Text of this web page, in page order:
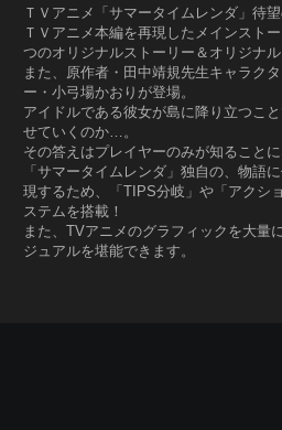
ＴＶアニメ「サマータイムレンダ」待望
ＴＶアニメ本編を再現したメインスト
つのオリジナルストーリー＆オリジナ
また、原作者・田中靖規先生キャラク
ー・小弓場かおりが登場。
アイドルである彼女が島に降り立つこ
せていくのか…。
その答えはプレイヤーのみが知ることに
「サマータイムレンダ」独自の、物語
現するため、「TIPS分岐」や「アクシ
ステムを搭載！
また、TVアニメのグラフィックを大量
ジュアルを堪能できます。